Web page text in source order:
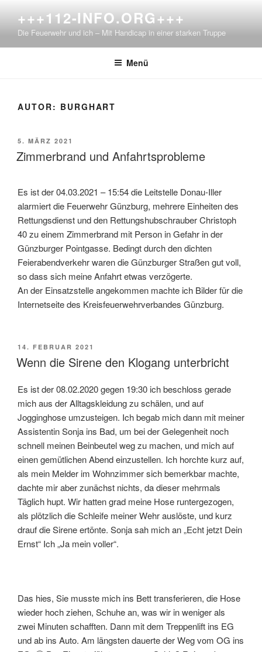
Inhalt
springen
+++112-INFO.ORG+++
Die Feuerwehr und ich – Mit Handicap in einer starken Truppe
Menü
AUTOR: BURGHART
VERÖFFENTLICHT
AM
5. MÄRZ 2021
Zimmerbrand und Anfahrtsprobleme
Es ist der 04.03.2021 – 15:54 die Leitstelle Donau-Iller
alarmiert die Feuerwehr Günzburg, mehrere Einheiten des
Rettungsdienst und den Rettungshubschrauber Christoph
40 zu einem Zimmerbrand mit Person in Gefahr in der
Günzburger Pointgasse. Bedingt durch den dichten
Feierabendverkehr waren die Günzburger Straßen gut voll,
so dass sich meine Anfahrt etwas verzögerte.
An der Einsatzstelle angekommen machte ich Bilder für die
Internetseite des Kreisfeuerwehrverbandes Günzburg.
VERÖFFENTLICHT
AM
14. FEBRUAR 2021
Wenn die Sirene den Klogang unterbricht
Es ist der 08.02.2020 gegen 19:30 ich beschloss gerade
mich aus der Alltagskleidung zu schälen, und auf
Jogginghose umzusteigen. Ich begab mich dann mit meiner
Assistentin Sonja ins Bad, um bei der Gelegenheit noch
schnell meinen Beinbeutel weg zu machen, und mich auf
einen gemütlichen Abend einzustellen. Ich horchte kurz auf,
als mein Melder im Wohnzimmer sich bemerkbar machte,
dachte mir aber zunächst nichts, da dieser mehrmals
Täglich hupt. Wir hatten grad meine Hose runtergezogen,
als plötzlich die Schleife meiner Wehr auslöste, und kurz
drauf die Sirene ertönte. Sonja sah mich an „Echt jetzt Dein
Ernst“ Ich „Ja mein voller“.
Das hies, Sie musste mich ins Bett transferieren, die Hose
wieder hoch ziehen, Schuhe an, was wir in weniger als
zwei Minuten schafften. Dann mit dem Treppenlift ins EG
und ab ins Auto. Am längsten dauerte der Weg vom OG ins